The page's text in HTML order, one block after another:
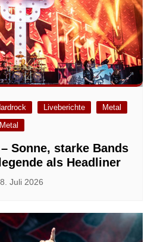
Liveberichte
Metal
Sonne, starke Bands
als Headliner
Juli 2026